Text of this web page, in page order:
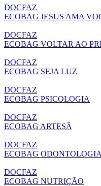
DOCFAZ
ECOBAG JESUS AMA
DOCFAZ
ECOBAG VOLTAR AO
DOCFAZ
ECOBAG SEJA LUZ
DOCFAZ
ECOBAG PSICOLOGIA
DOCFAZ
ECOBAG ARTESÃ
DOCFAZ
ECOBAG ODONTOLOGIA
DOCFAZ
ECOBAG NUTRIÇÃO